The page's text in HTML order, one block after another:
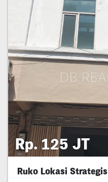
Rp. 125 JT
Ruko Lokasi Strategis